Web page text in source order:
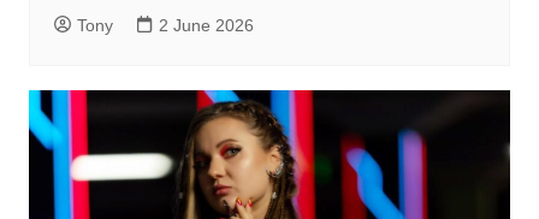
Tony 2 June 2026